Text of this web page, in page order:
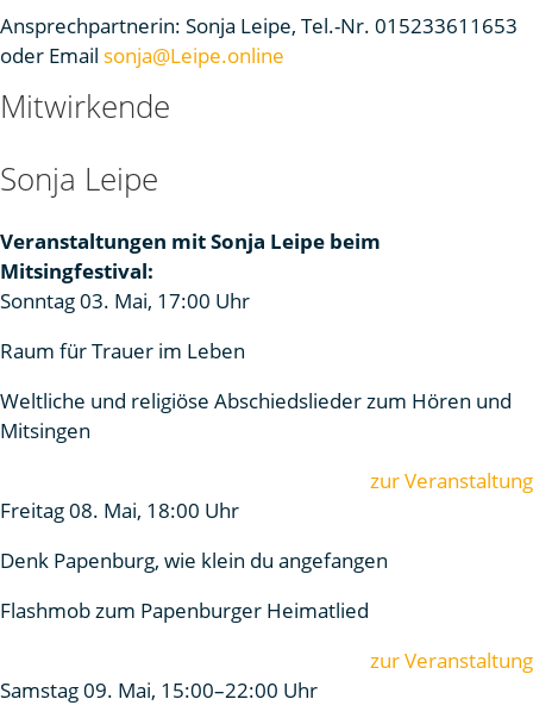
Ansprechpartnerin: Sonja Leipe, Tel.-Nr. 015233611653
oder Email sonja@Leipe.online
Mitwirkende
Sonja Leipe
Veranstaltungen mit Sonja Leipe beim
Mitsingfestival:
Sonntag 03. Mai, 17:00 Uhr
Raum für Trauer im Leben
Weltliche und religiöse Abschiedslieder zum Hören und
Mitsingen
zur Veranstaltung
Freitag 08. Mai, 18:00 Uhr
Denk Papenburg, wie klein du angefangen
Flashmob zum Papenburger Heimatlied
zur Veranstaltung
Samstag 09. Mai, 15:00–22:00 Uhr